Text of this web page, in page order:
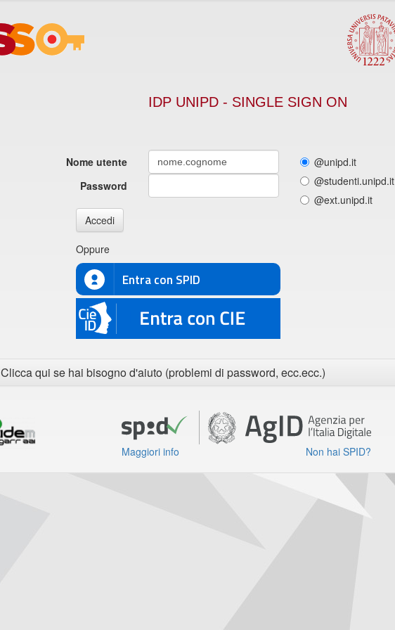
IDP UNIPD - SINGLE SIGN ON
Nome utente
Password
@unipd.it
@studenti.unipd.it
@ext.unipd.it
Accedi
Oppure
Entra con SPID
CIE
Clicca qui se hai bisogno d'aiuto (problemi di password, ecc.ecc.)
Maggiori info Non hai SPID?